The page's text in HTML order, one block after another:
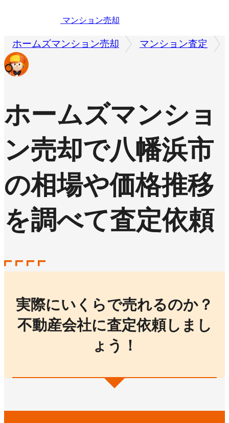
マンション売却
ホームズマンション売却 マンション査定
ホームズマンショ
ン売却で八幡浜市
の相場や価格推移
を調べて査定依頼
実際にいくらで売れるのか？
不動産会社に査定依頼しまし
ょう！